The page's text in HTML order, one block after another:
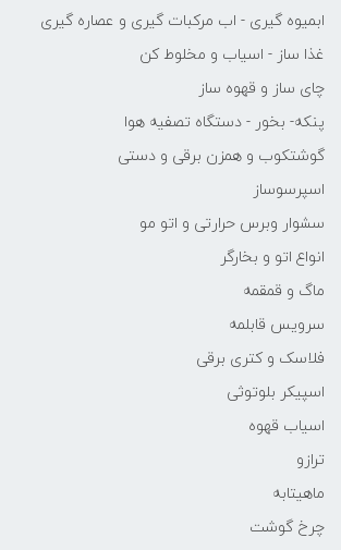
ابمیوه گیری - اب مرکبات گیری و عصاره گیری
غذا ساز - اسیاب و مخلوط کن
چای ساز و قهوه ساز
پنکه- بخور - دستگاه تصفیه هوا
گوشتکوب و همزن برقی و دستی
اسپرسوساز
سشوار وبرس حرارتی و اتو مو
انواع اتو و بخارگر
ماگ و قمقمه
سرویس قابلمه
فلاسک و کتری برقی
اسپیکر بلوتوثی
اسیاب قهوه
ترازو
ماهیتابه
چرخ گوشت